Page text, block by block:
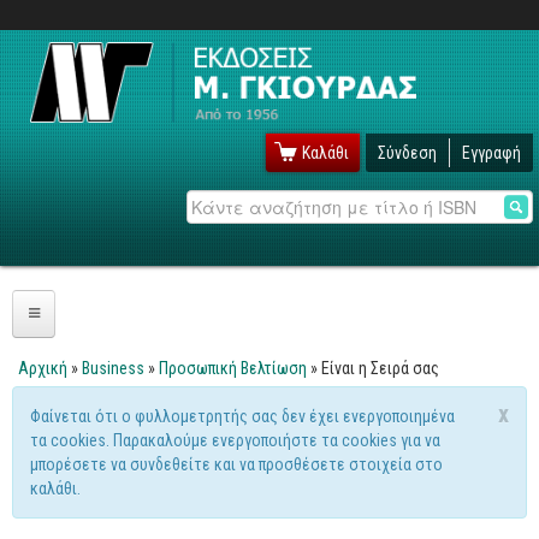
Καλάθι Σύνδεση Εγγραφή
Αναζήτηση
Πληροφορική
Λειτουργικά
Windows
Linux
Unix
Είστε εδώ
Αρχική » Business » Προσωπική Βελτίωση » Είναι η Σειρά σας
x
Μήνυμα προειδοποίησης
Φαίνεται ότι ο φυλλομετρητής σας δεν έχει ενεργοποιημένα
τα cookies. Παρακαλούμε ενεργοποιήστε τα cookies για να
μπορέσετε να συνδεθείτε και να προσθέσετε στοιχεία στο
καλάθι.